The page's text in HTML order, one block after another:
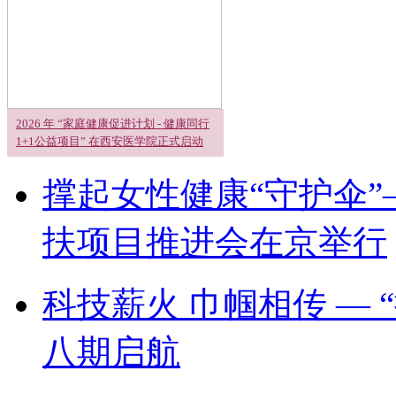
2026 年 “家庭健康促进计划 - 健康同行
1+1公益项目” 在西安医学院正式启动
撑起女性健康“守护伞
扶项目推进会在京举行
科技薪火 巾帼相传 —
八期启航